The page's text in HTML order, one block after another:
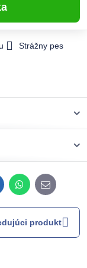
Strážny pes
WhatsApp
E-
mail
produkt